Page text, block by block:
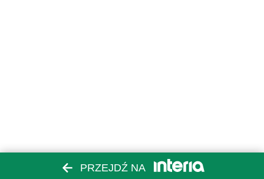
PRZEJDŹ NA